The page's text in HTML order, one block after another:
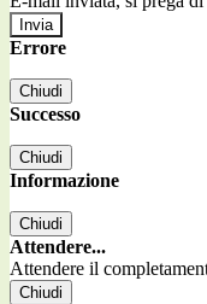
Errore
Chiudi
Successo
Chiudi
Informazione
Chiudi
Attendere...
Attendere il
Chiudi